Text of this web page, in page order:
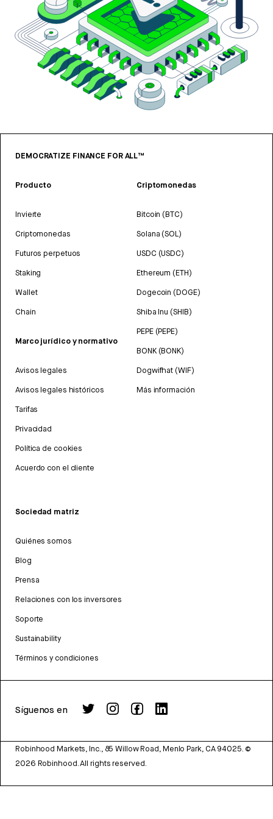
DEMOCRATIZE FINANCE FOR ALL™
Producto
Invierte
Criptomonedas
Futuros perpetuos
Staking
Wallet
Chain
Marco jurídico y normativo
Avisos legales
Avisos legales históricos
Tarifas
Privacidad
Política de cookies
Acuerdo con el cliente
Criptomonedas
Bitcoin (BTC)
Solana (SOL)
USDC (USDC)
Ethereum (ETH)
Dogecoin (DOGE)
Shiba Inu (SHIB)
PEPE (PEPE)
BONK (BONK)
Dogwifhat (WIF)
Más información
Sociedad matriz
Quiénes somos
Blog
Prensa
Relaciones con los inversores
Soporte
Sustainability
Términos y condiciones
Síguenos en
Robinhood Markets, Inc., 85 Willow Road, Menlo Park, CA 94025. ©
2026 Robinhood. All rights reserved.